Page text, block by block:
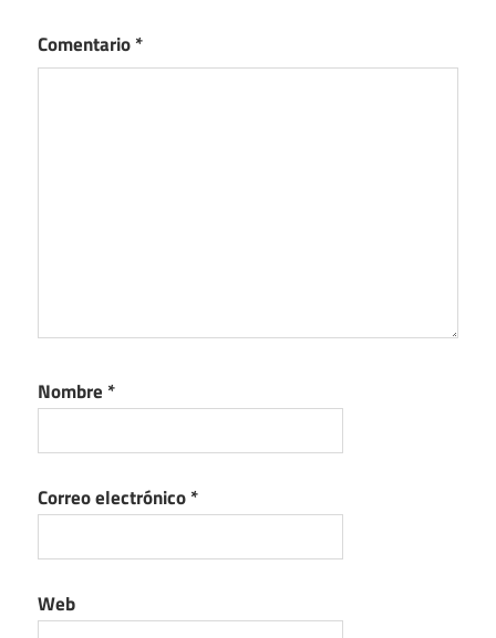
Comentario*
Nombre *
Correo electrónico*
Web